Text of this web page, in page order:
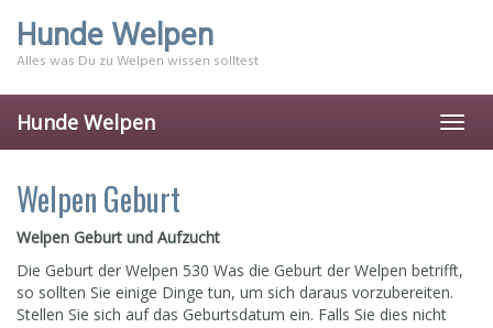
mainHunde Welpen
Alles was Du zu Welpen wissen solltest
Hunde Welpen
Welpen Geburt
Welpen Geburt und Aufzucht
Die Geburt der Welpen 530 Was die Geburt der Welpen betrifft,
so sollten Sie einige Dinge tun, um sich daraus vorzubereiten.
Stellen Sie sich auf das Geburtsdatum ein. Falls Sie dies nicht